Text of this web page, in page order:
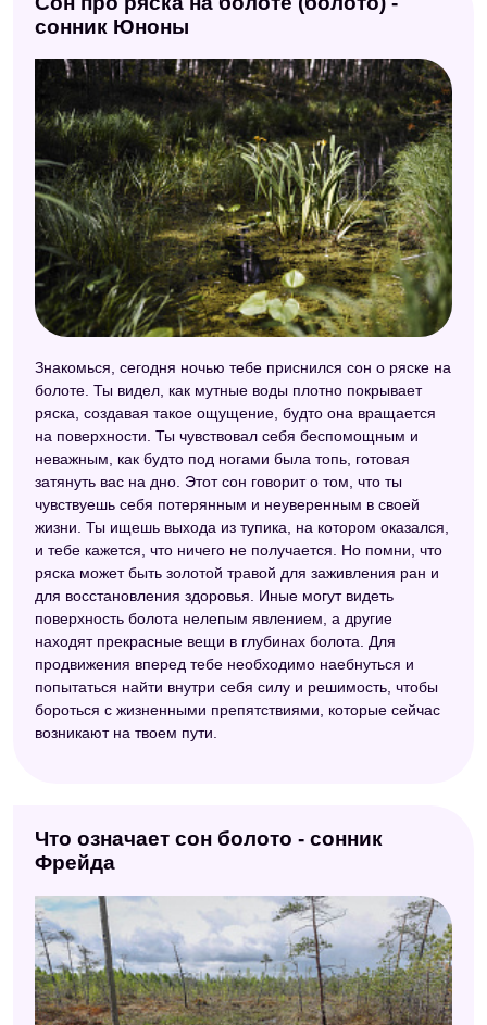
сонник Юноны
Знакомься, сегодня ночью тебе приснился сон о ряске на
болоте. Ты видел, как мутные воды плотно покрывает
ряска, создавая такое ощущение, будто она вращается
на поверхности. Ты чувствовал себя беспомощным и
неважным, как будто под ногами была топь, готовая
затянуть вас на дно. Этот сон говорит о том, что ты
чувствуешь себя потерянным и неуверенным в своей
жизни. Ты ищешь выхода из тупика, на котором оказался,
и тебе кажется, что ничего не получается. Но помни, что
ряска может быть золотой травой для заживления ран и
для восстановления здоровья. Иные могут видеть
поверхность болота нелепым явлением, а другие
находят прекрасные вещи в глубинах болота. Для
продвижения вперед тебе необходимо наебнуться и
попытаться найти внутри себя силу и решимость, чтобы
бороться с жизненными препятствиями, которые сейчас
возникают на твоем пути.
Что означает сон болото - сонник
Фрейда